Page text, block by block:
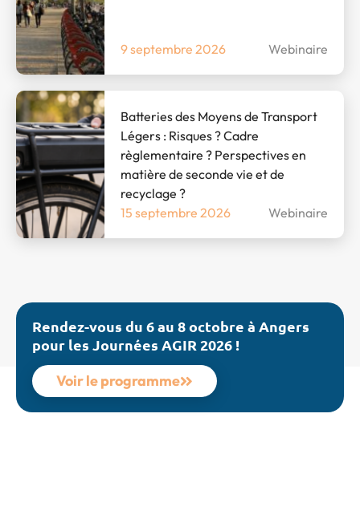
9 septembre 2026 Webinaire
Batteries des Moyens de Transport
Légers : Risques ? Cadre
règlementaire ? Perspectives en
matière de seconde vie et de
recyclage ?
15 septembre 2026
Webinaire
Rendez-vous du 6 au 8 octobre à Angers
pour les Journées AGIR 2026 !
Voir le programme